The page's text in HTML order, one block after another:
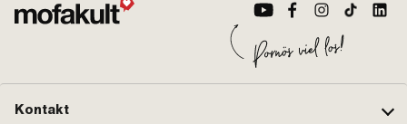
Kontakt